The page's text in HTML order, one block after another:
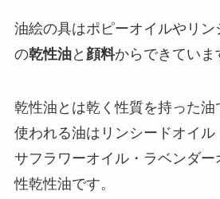
油絵の具はポピーオイルやリ
の乾性油と 顔料からできていま
乾性油とは乾く性質を持った油
使われる油はリンシードオイル
サフラワーオイル・ラベンダー
性乾性油です。